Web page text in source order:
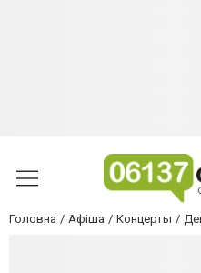
Головна Афіша Концерты